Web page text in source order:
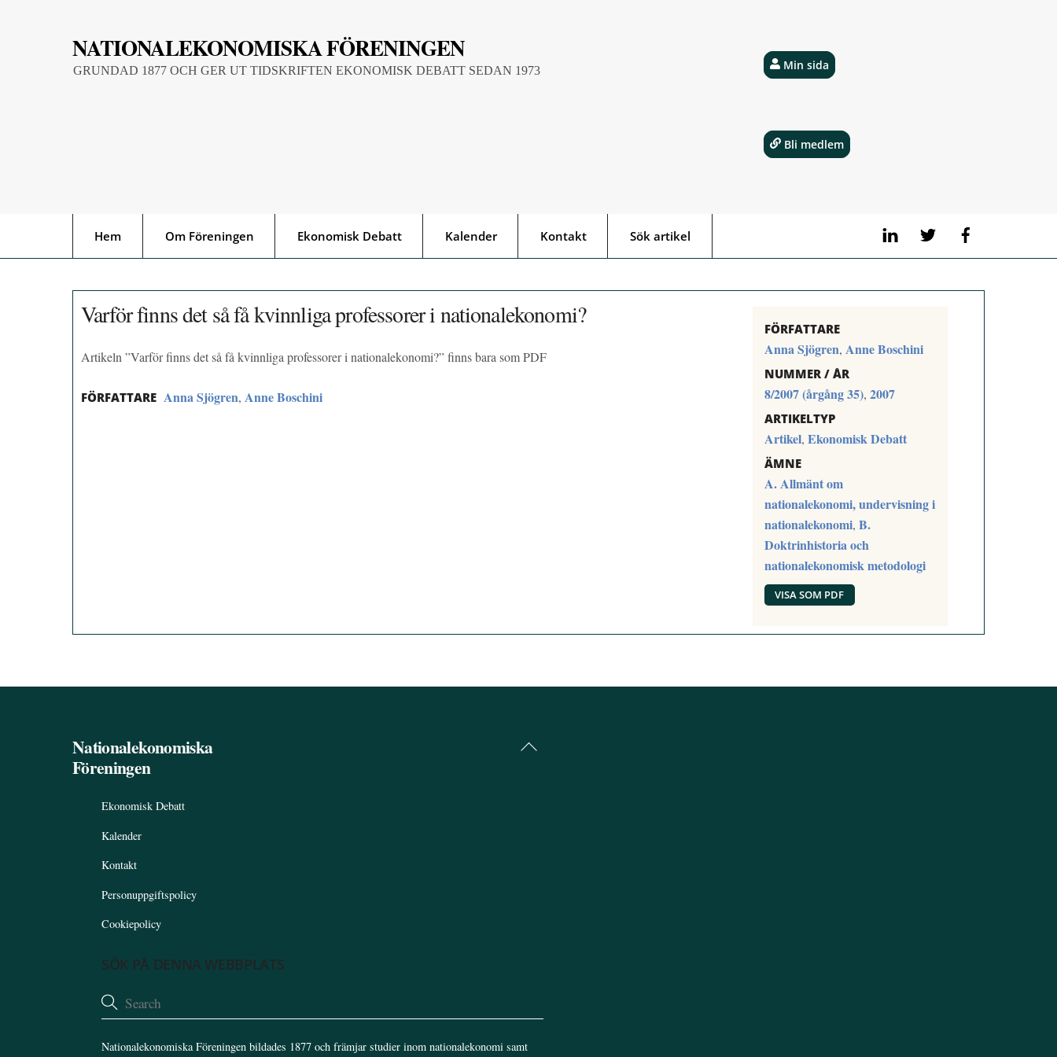
NATIONALEKONOMISKA FÖRENINGEN
GRUNDAD 1877 OCH GER UT TIDSKRIFTEN EKONOMISK DEBATT SEDAN 1973
LinkedIn Twitter
Hem Om Föreningen Ekonomisk Debatt Kalender Kontakt Sök artikel
Min sida
Bli medlem
Varför finns det så få kvinnliga professorer i nationalekonomi?
Artikeln ”Varför finns det så få kvinnliga professorer i nationalekonomi?” finns bara som PDF
FÖRFATTARE Anna Sjögren, Anne Boschini
FÖRFATTARE
Anna Sjögren, Anne Boschini
NUMMER / ÅR
8/2007 (årgång 35), 2007
ARTIKELTYP
Artikel, Ekonomisk Debatt
ÄMNE
A. Allmänt om
nationalekonomi, undervisning i
nationalekonomi, B.
Doktrinhistoria och
nationalekonomisk metodologi
VISA SOM PDF
Back
Nationalekonomiska
Föreningen
Ekonomisk Debatt
Kalender
Kontakt
Personuppgiftspolicy
Cookiepolicy
SÖK PÅ DENNA WEBBPLATS
Nationalekonomiska Föreningen bildades 1877 och främjar studier inom nationalekonomi samt